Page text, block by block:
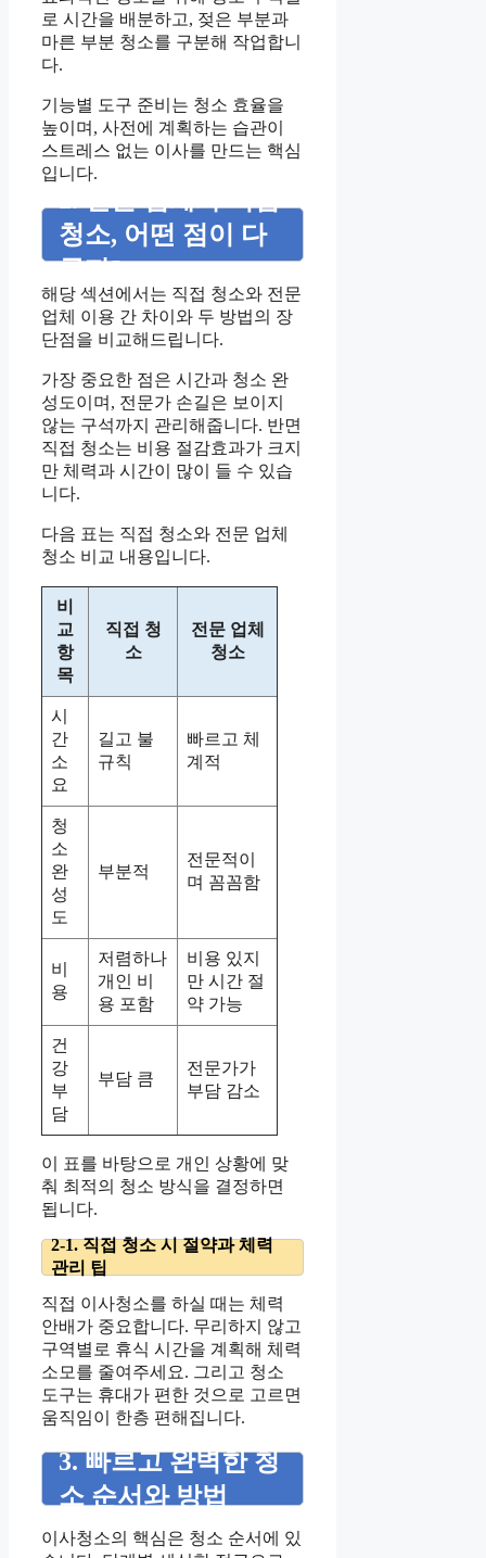
로 시간을 배분하고, 젖은 부분과
마른 부분 청소를 구분해 작업합니
다.
기능별 도구 준비는 청소 효율을
높이며, 사전에 계획하는 습관이
스트레스 없는 이사를 만드는 핵심
입니다.
청소, 어떤 점이 다
를까?
해당 섹션에서는 직접 청소와 전문
업체 이용 간 차이와 두 방법의 장
단점을 비교해드립니다.
가장 중요한 점은 시간과 청소 완
성도이며, 전문가 손길은 보이지
않는 구석까지 관리해줍니다. 반면
직접 청소는 비용 절감효과가 크지
만 체력과 시간이 많이 들 수 있습
니다.
다음 표는 직접 청소와 전문 업체
청소 비교 내용입니다.
비
교
항
목
직접 청
소
전문 업체
청소
시
간
소
요
길고 불
규칙
빠르고 체
계적
청
소
완
성
도
부분적
전문적이
며 꼼꼼함
비
용
저렴하나
개인 비
용 포함
비용 있지
만 시간 절
약 가능
건
강
부
담
부담 큼
전문가가
부담 감소
이 표를 바탕으로 개인 상황에 맞
춰 최적의 청소 방식을 결정하면
됩니다.
2-1. 직접 청소 시 절약과 체력
관리 팁
직접 이사청소를 하실 때는 체력
안배가 중요합니다. 무리하지 않고
구역별로 휴식 시간을 계획해 체력
소모를 줄여주세요. 그리고 청소
도구는 휴대가 편한 것으로 고르면
움직임이 한층 편해집니다.
3. 빠르고 완벽한 청
소 순서와 방법
이사청소의 핵심은 청소 순서에 있